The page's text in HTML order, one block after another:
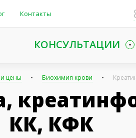
Контакты
КОНСУЛЬТАЦИИ
цены Биохимия крови
КК, КФК